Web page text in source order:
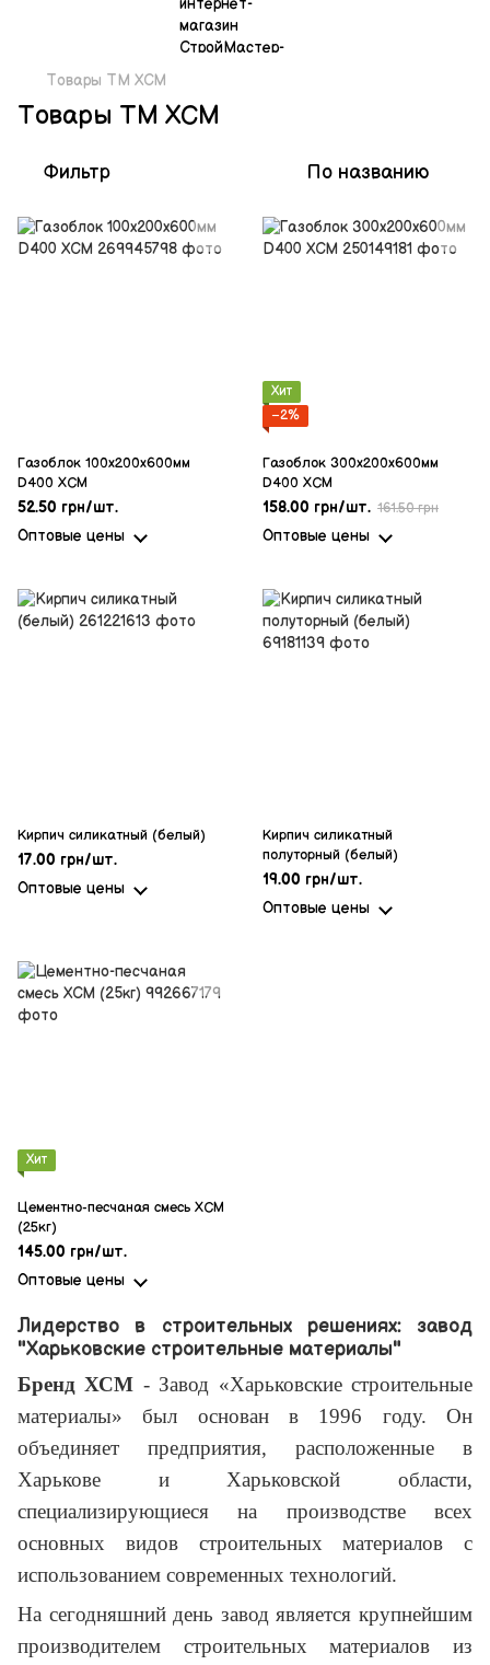
Товары ТМ ХСМ
Товары ТМ ХСМ
Фильтр По названию
Газоблок 100х200х600мм
D400 ХСМ
52.50 грн/шт.
Оптовые цены
Хит
−2%
Газоблок 300х200х600мм
D400 ХСМ
158.00 грн/шт. 161.50 грн
Оптовые цены
Кирпич силикатный (белый)
17.00 грн/шт.
Оптовые цены
Кирпич силикатный
полуторный (белый)
19.00 грн/шт.
Оптовые цены
Хит
Цементно-песчаная смесь ХСМ
(25кг)
145.00 грн/шт.
Оптовые цены
Лидерство в строительных решениях: завод
"Харьковские строительные материалы"
Бренд ХСМ - Завод «Харьковские строительные
материалы» был основан в 1996 году. Он
объединяет предприятия, расположенные в
Харькове и Харьковской области,
специализирующиеся на производстве всех
основных видов строительных материалов с
использованием современных технологий.
На сегодняшний день завод является крупнейшим
производителем строительных материалов из